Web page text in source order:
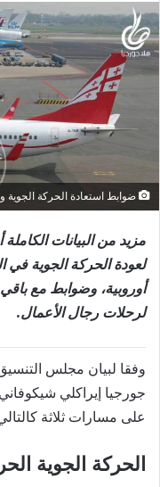
ضوابط استعادة الحركة الجوية
مزيد من البيانات
أوروبية، وضوابط مع
لرحلات رجال الأعمال.
وفقا لبيان مجلس
جورجيا إيراكلي
على مسارات ثلاثة
الحركة الجوية الحرة مع 5